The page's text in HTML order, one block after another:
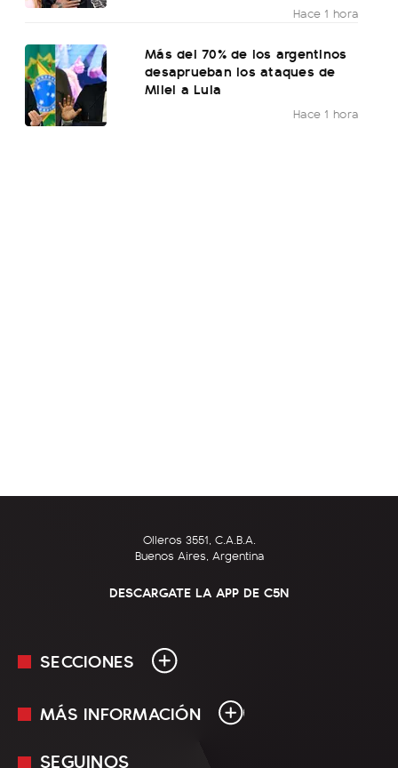
Hace 1 hora
Más del 70% de los argentinos
desaprueban los ataques de
Milei a Lula
Hace 1 hora
Olleros 3551, C.A.B.A.
Buenos Aires, Argentina
DESCARGATE LA APP DE C5N
SECCIONES
En Vivo
MÁS INFORMACIÓN
SEGUINOS